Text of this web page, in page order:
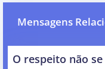
Mensagens
O respeito não